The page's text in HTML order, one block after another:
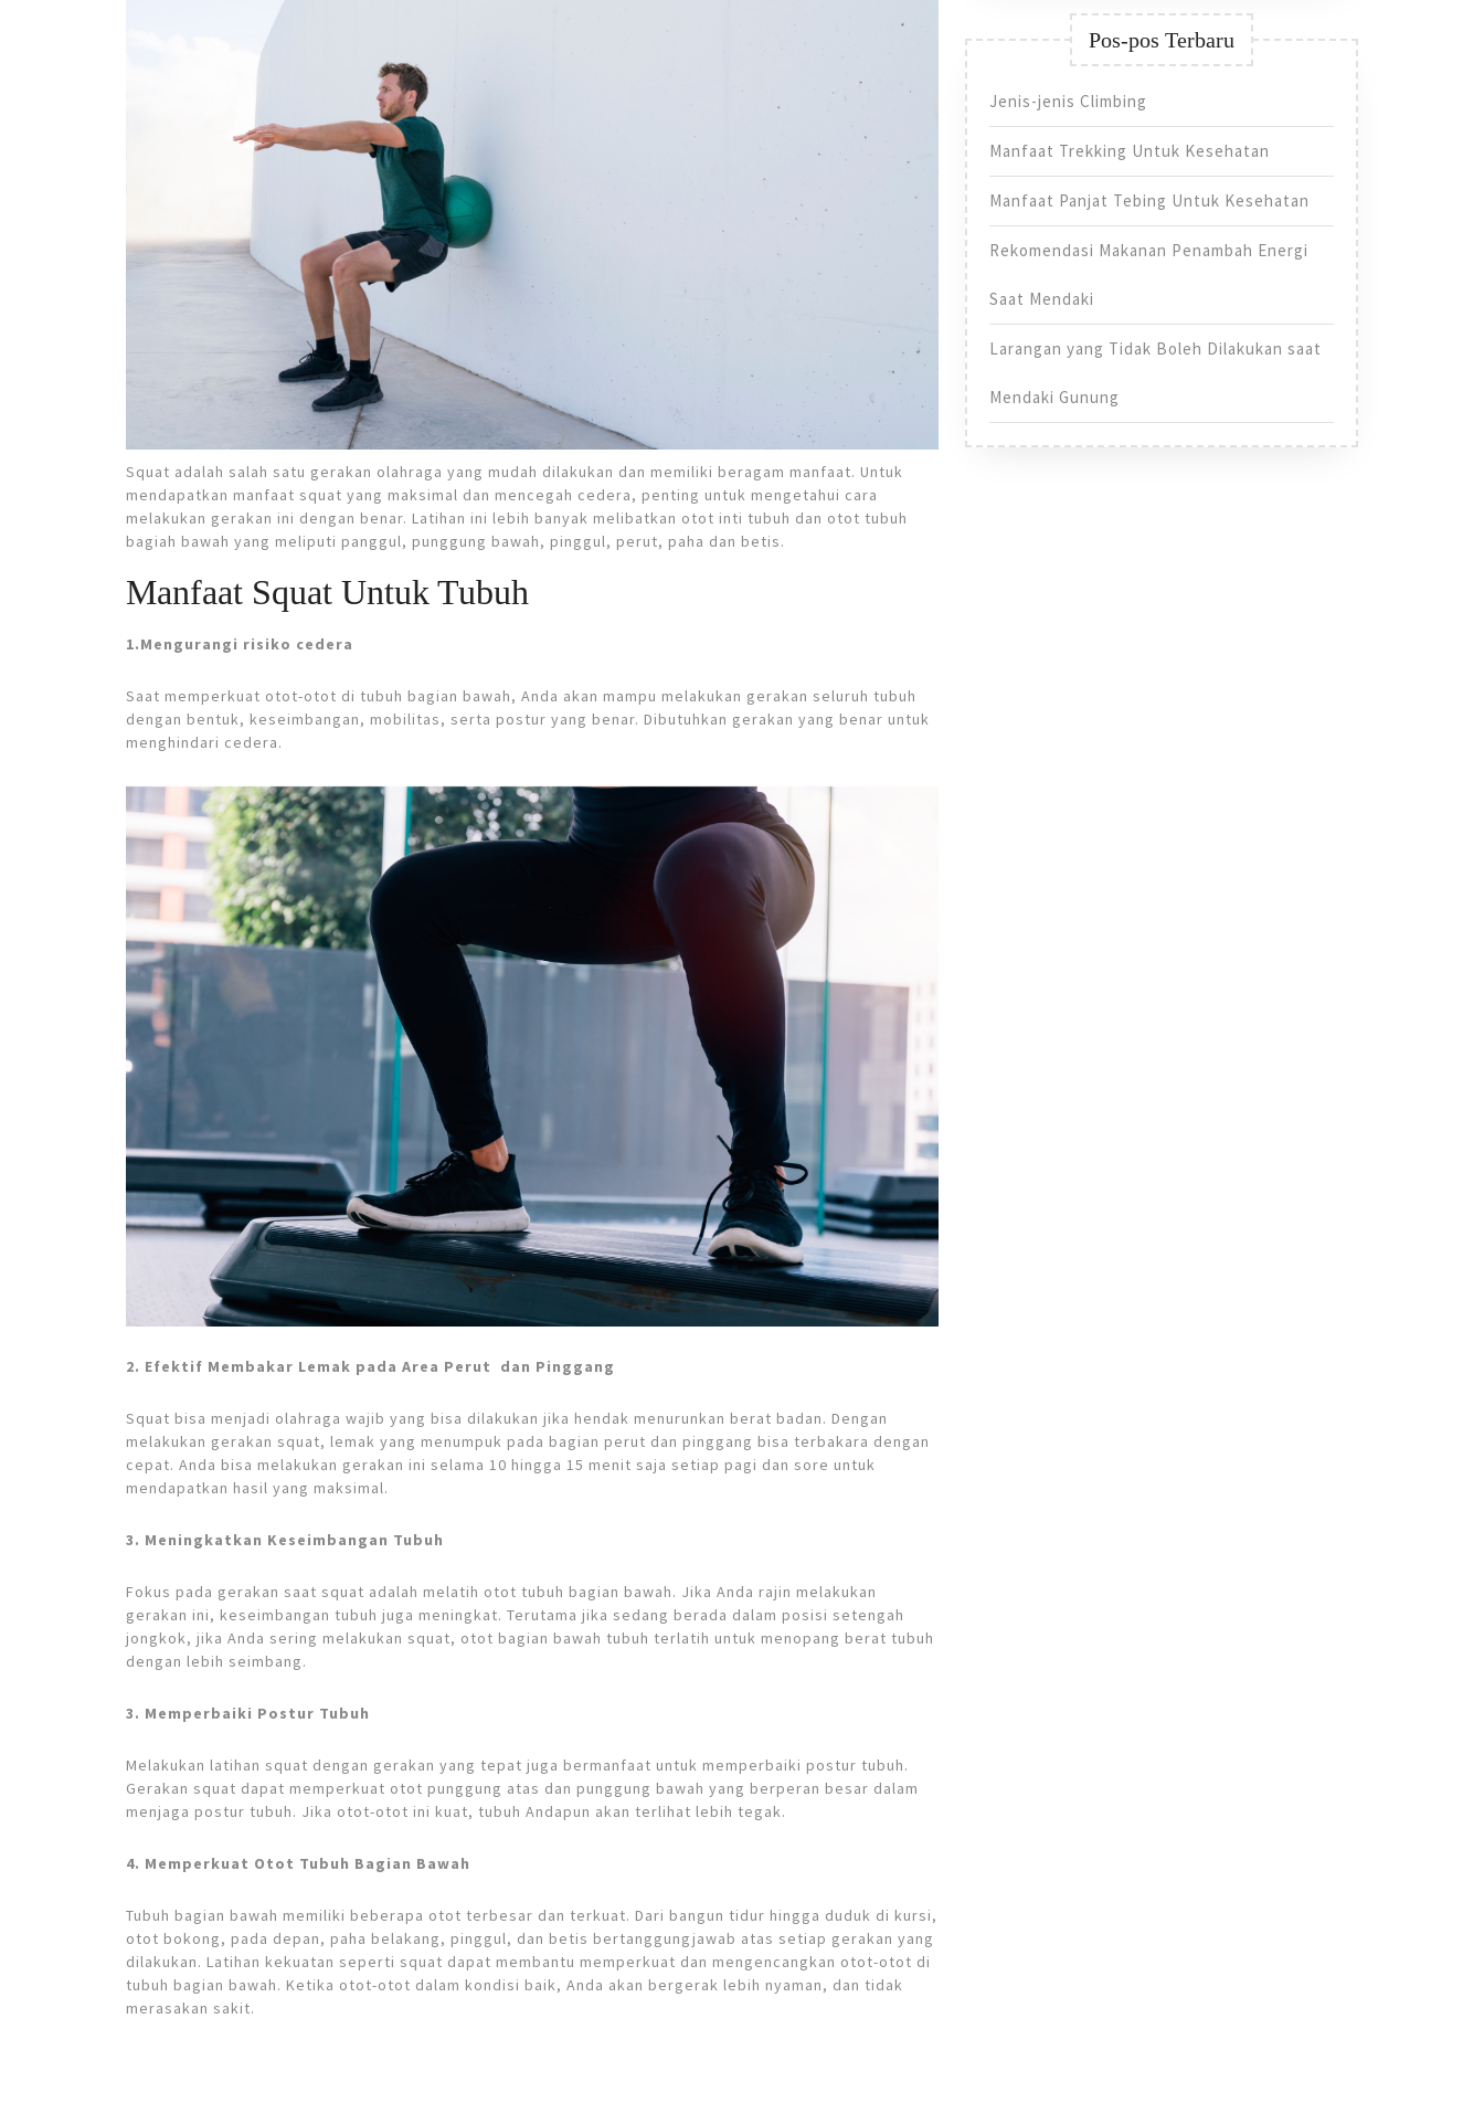
Squat adalah salah satu gerakan olahraga yang mudah dilakukan dan memiliki beragam manfaat. Untuk
mendapatkan manfaat squat yang maksimal dan mencegah cedera, penting untuk mengetahui cara
melakukan gerakan ini dengan benar. Latihan ini lebih banyak melibatkan otot inti tubuh dan otot tubuh
bagiah bawah yang meliputi panggul, punggung bawah, pinggul, perut, paha dan betis.
Manfaat Squat Untuk Tubuh
1.Mengurangi risiko cedera
Saat memperkuat otot-otot di tubuh bagian bawah, Anda akan mampu melakukan gerakan seluruh tubuh
dengan bentuk, keseimbangan, mobilitas, serta postur yang benar. Dibutuhkan gerakan yang benar untuk
menghindari cedera.
2. Efektif Membakar Lemak pada Area Perut dan Pinggang
Squat bisa menjadi olahraga wajib yang bisa dilakukan jika hendak menurunkan berat badan. Dengan
melakukan gerakan squat, lemak yang menumpuk pada bagian perut dan pinggang bisa terbakara dengan
cepat. Anda bisa melakukan gerakan ini selama 10 hingga 15 menit saja setiap pagi dan sore untuk
mendapatkan hasil yang maksimal.
3. Meningkatkan Keseimbangan Tubuh
Fokus pada gerakan saat squat adalah melatih otot tubuh bagian bawah. Jika Anda rajin melakukan
gerakan ini, keseimbangan tubuh juga meningkat. Terutama jika sedang berada dalam posisi setengah
jongkok, jika Anda sering melakukan squat, otot bagian bawah tubuh terlatih untuk menopang berat tubuh
dengan lebih seimbang.
3. Memperbaiki Postur Tubuh
Melakukan latihan squat dengan gerakan yang tepat juga bermanfaat untuk memperbaiki postur tubuh.
Gerakan squat dapat memperkuat otot punggung atas dan punggung bawah yang berperan besar dalam
menjaga postur tubuh. Jika otot-otot ini kuat, tubuh Andapun akan terlihat lebih tegak.
4. Memperkuat Otot Tubuh Bagian Bawah
Tubuh bagian bawah memiliki beberapa otot terbesar dan terkuat. Dari bangun tidur hingga duduk di kursi,
otot bokong, pada depan, paha belakang, pinggul, dan betis bertanggungjawab atas setiap gerakan yang
dilakukan. Latihan kekuatan seperti squat dapat membantu memperkuat dan mengencangkan otot-otot di
tubuh bagian bawah. Ketika otot-otot dalam kondisi baik, Anda akan bergerak lebih nyaman, dan tidak
merasakan sakit.
Pos-pos Terbaru
Jenis-jenis Climbing
Manfaat Trekking Untuk Kesehatan
Manfaat Panjat Tebing Untuk Kesehatan
Rekomendasi Makanan Penambah Energi
Saat Mendaki
Larangan yang Tidak Boleh Dilakukan saat
Mendaki Gunung